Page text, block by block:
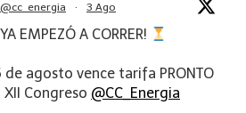
@cc_energia · 3 Ago
YA EMPEZÓ A CORRER!
de agosto vence tarifa PRONTO
XII Congreso @CC_Energia